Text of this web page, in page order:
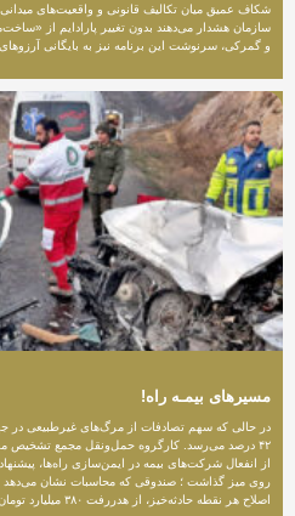
شکاف عمیق میان تکالیف قانونی و واقعیت‌های
سازمان هشدار می‌دهند بدون تغییر پارادایم از
و گمرکی، سرنوشت این برنامه نیز به بایگانی
مسیرهای بیمـه راه!
۴۲ درصد می‌رسد. کارگروه حمل‌ونقل مجمع تشخیص
از انفعال شرکت‌های بیمه در ایمن‌سازی راه‌ها،
اصلاح هر نقطه حادثه‌خیز، از هدررفت ۳۸۰ میلیارد تومان منابع در یک دهه جلوگیری می‌کند.